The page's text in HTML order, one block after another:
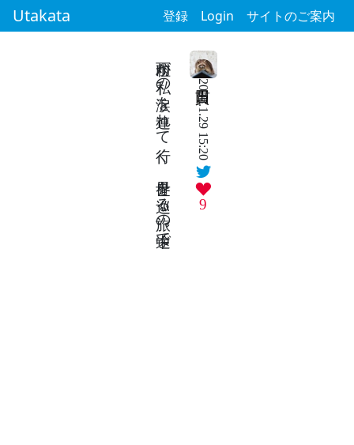
Utakata 登録 Login サイトのご案内
2026.1.29 15:20
9
雨粒が私の涙を連れて行く 世界を巡る旅の途中で